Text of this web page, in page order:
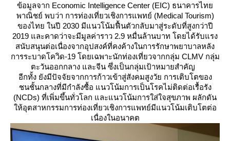
ข้อมูลจาก Economic Intelligence Center (EIC) ธนาคารไท
พาณิชย์ พบว่า การท่องเที่ยวเชิงการแพทย์ (Medical Tourism)
ของไทย ในปี 2030 มีแนวโน้มฟื้นตัวกลับมาสู่ระดับที่สูงกว่าปี
2019 และคาดว่าจะมีมูลค่าราว 2.9 หมื่นล้านบาท โดยได้รับแรง
สนับสนุนต่อเนื่องจากอุปสงค์ที่คงค้างในการรักษาพยาบาลหลัง
การระบาดโควิด-19 โดยเฉพาะนักท่องเที่ยวจากกลุ่ม CLMV กลุ่ม
ตะวันออกกลาง และจีน ซึ่งเป็นกลุ่มเป้าหมายสำคัญ
อีกทั้ง ยังมีปัจจัยจากการก้าวเข้าสู่สังคมสูงวัย การเติบโตของ
ชนชั้นกลางที่มีกำลังซื้อ แนวโน้มการเป็นโรคไม่ติดต่อเรื้อรัง
(NCDs) ที่เพิ่มขึ้นทั่วโลก และแนวโน้มการใส่ใจสุขภาพ ผลักดัน
ห้อุตสาหกรรมการท่องเที่ยวเชิงการแพทย์มีแนวโน้มเติบโตต่อ
เนื่องในอนาคต